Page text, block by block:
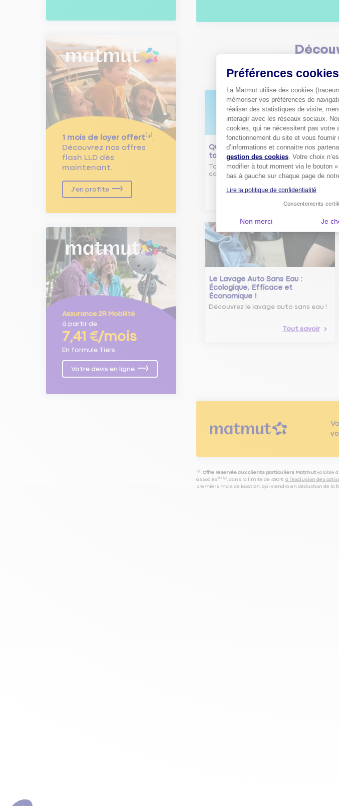
1 mois de loyer offert⁽⁴⁾.
Découvrez nos offres
flash LLD dès
maintenant.
J'en profite
Assurance 2R Mobilité
à partir de
7,41 €/mois
En formule Tiers
Votre devis en ligne
Qu'est-ce que le nouveau radar
tourelle ?
Tout savoir sur le radar tourelle et
comment éviter les infractions.
Le Lavage Auto Sans Eau :
Écologique, Efficace et
Économique !
Découvrez le lavage auto sans eau !
Tout savoir
⁽⁴⁾| Offre réservée aux clients particuliers Matmut valable
associés⁽³⁾ ⁽⁵⁾, dans la limite de 450 €, à l’exclusion des
premiers mois de location, qui viendra en déduction de la
Préférences cookies
La Matmut utilise des cookies
mémoriser vos préférences de
réaliser des statistiques de visite,
interagir avec les réseaux sociaux.
cookies, qui ne nécessitent pas votre
fonctionnement du site et vous
d’informations et connaitre nos
gestion des cookies . Votre choix
modifier à tout moment via le bouton
bas à gauche sur chaque page de
Lire la politique de confidentialité
Consentements
Non merci Je
Axeptio